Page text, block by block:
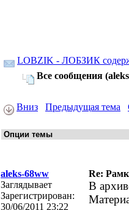
LOBZIK - ЛОБЗИК
Все сообщения
Вниз Предыдущая тема
aleks-68ww
Re:
Заглядывает
Зарегистрирован:
30/06/2011 23:22
В